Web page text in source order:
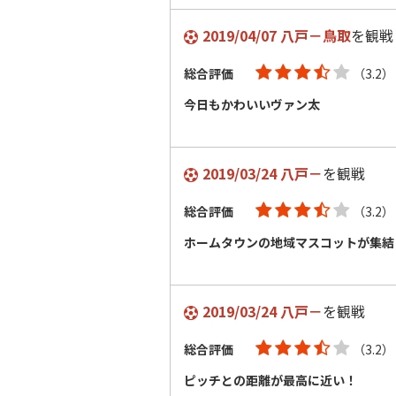
2019/04/07 八戸－鳥取を観戦
総合評価
（3.2）
今日もかわいいヴァン太
2019/03/24 八戸－を観戦
総合評価
（3.2）
ホームタウンの地域マスコットが集
2019/03/24 八戸－を観戦
総合評価
（3.2）
ピッチとの距離が最高に近い！